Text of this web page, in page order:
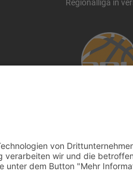
Regionalliga in